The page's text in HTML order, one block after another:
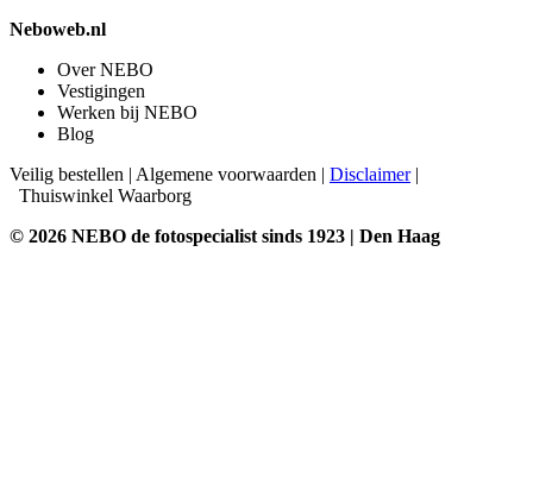
Neboweb.nl
Over NEBO
Vestigingen
Werken bij NEBO
Blog
Veilig bestellen | Algemene voorwaarden | Disclaimer|
Thuiswinkel Waarborg
© 2026 NEBO de fotospecialist sinds 1923 | Den Haag